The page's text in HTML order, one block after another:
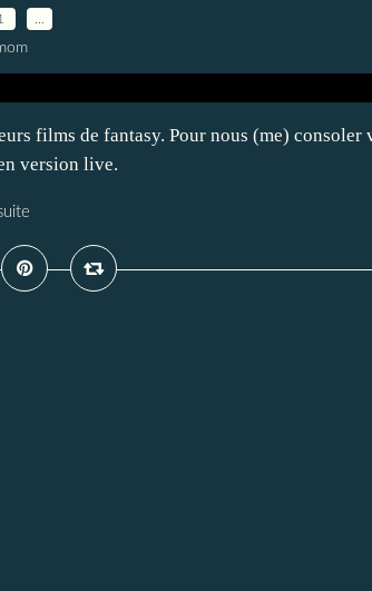
films de fantasy. Pour nous (me) consoler
version live.